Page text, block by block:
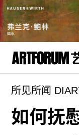
artguide
新闻
展评
所见所闻
如何抚